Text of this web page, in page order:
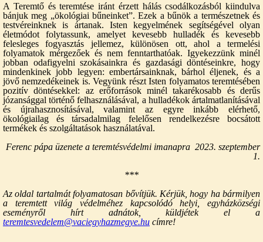
A Teremtő és teremtése iránt érzett hálás csodálkozásból kiindulva
bánjuk meg „ökológiai bűneinket”. Ezek a bűnök a természetnek és
testvéreinknek is ártanak. Isten kegyelmének segítségével olyan
életmódot folytassunk, amelyet kevesebb hulladék és kevesebb
felesleges fogyasztás jellemez, különösen ott, ahol a termelési
folyamatok mérgezőek és nem fenntarthatóak. Igyekezzünk minél
jobban odafigyelni szokásainkra és gazdasági döntéseinkre, hogy
mindenkinek jobb legyen: embertársainknak, bárhol éljenek, és a
jövő nemzedékeinek is. Vegyünk részt Isten folyamatos teremtésében
pozitív döntésekkel: az erőforrások minél takarékosabb és derűs
józansággal történő felhasználásával, a hulladékok ártalmatlanításával
és újrahasznosításával, valamint az egyre inkább elérhető,
ökológiailag és társadalmilag felelősen rendelkezésre bocsátott
termékek és szolgáltatások használatával.
Ferenc pápa üzenete a teremtésvédelmi imanapra 2023. szeptember
1.
***
Az oldal tartalmát folyamatosan bővítjük. Kérjük, hogy ha bármilyen
a teremtett világ védelméhez kapcsolódó helyi, egyházközségi
eseményről hírt adnátok, küldjétek el a
teremtesvedelem@vaciegyhazmegye.hu címre!